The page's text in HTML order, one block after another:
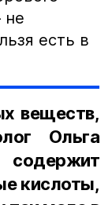
не
есть в
веществ,
Ольга
кислоты,